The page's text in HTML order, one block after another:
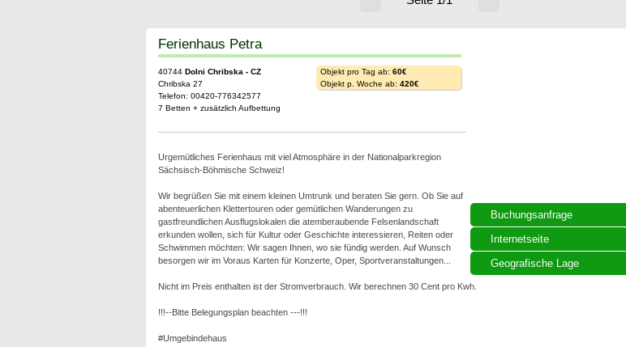
Buchungsanfrage
Internetseite
Geografische Lage
Ferienhaus Petra
40744 Dolni Chribska - CZ
Chribska 27
Telefon: 00420-776342577
7 Betten + zusätzlich Aufbettung
Objekt pro Tag ab: 60€
Objekt p. Woche ab: 420€
Urgemütliches Ferienhaus mit viel Atmosphäre in der Nationalparkregion
Sächsisch-Böhmische Schweiz!
Wir begrüßen Sie mit einem kleinen Umtrunk und beraten Sie gern. Ob Sie auf
abenteuerlichen Klettertouren oder gemütlichen Wanderungen zu
gastfreundlichen Ausflugslokalen die atemberaubende Felsenlandschaft
erkunden wollen, sich für Kultur oder Geschichte interessieren, Reiten oder
Schwimmen möchten: Wir sagen Ihnen, wo sie fündig werden. Auf Wunsch
besorgen wir im Voraus Karten für Konzerte, Oper, Sportveranstaltungen...
Nicht im Preis enthalten ist der Stromverbrauch. Wir berechnen 30 Cent pro Kwh.
!!!--Bitte Belegungsplan beachten ---!!!
#Umgebindehaus